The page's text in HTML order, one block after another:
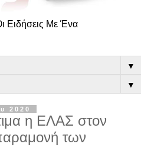
Ειδήσεις Με Ένα
▼
▼
2020
η ΕΛΑΣ στον
των